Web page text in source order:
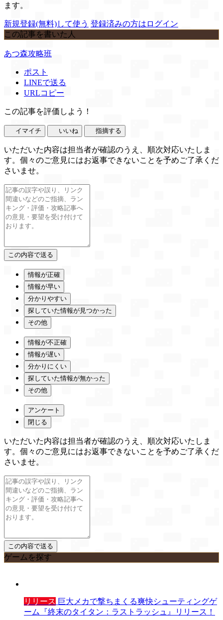
ます。
新規登録(無料)して使う 登録済みの方はログイン
この記事を書いた人
あつ森攻略班
ポスト
LINEで送る
URLコピー
この記事を評価しよう！
イマイチ いいね 指摘する
いただいた内容は担当者が確認のうえ、順次対応いたしま
す。個々のご意見にはお返事できないことを予めご了承くだ
さいませ。
情報が正確
情報が早い
分かりやすい
探していた情報が見つかった
その他
情報が不正確
情報が遅い
分かりにくい
探していた情報が無かった
その他
アンケート
閉じる
いただいた内容は担当者が確認のうえ、順次対応いたしま
す。個々のご意見にはお返事できないことを予めご了承くだ
さいませ。
ゲームを探す
リリース 巨大メカで撃ちまくる爽快シューティングゲ
ーム『終末のタイタン：ラストラッシュ』リリース！